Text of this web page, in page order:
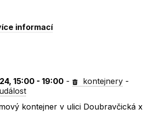
informací
15:00 - 19:00 - kontejnery -
kontejner v ulici Doubravčická x